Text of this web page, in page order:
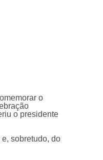
o
o presidente
sobretudo, do